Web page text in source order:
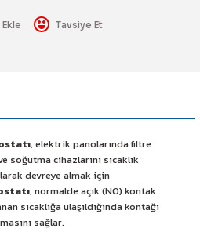
Tavsiye Et
, elektrik panolarında filtre
soğutma cihazlarını sıcaklık
devreye almak için
, normalde açık (NO) kontak
sıcaklığa ulaşıldığında kontağı
sağlar.